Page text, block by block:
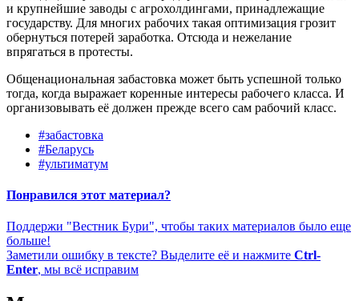
и крупнейшие заводы с агрохолдингами, принадлежащие
государству. Для многих рабочих такая оптимизация грозит
обернуться потерей заработка. Отсюда и нежелание
впрягаться в протесты.
Общенациональная забастовка может быть успешной только
тогда, когда выражает коренные интересы рабочего класса. И
организовывать её должен прежде всего сам рабочий класс.
#забастовка
#Беларусь
#ультиматум
Понравился этот материал?
Поддержи "Вестник Бури", чтобы таких материалов было еще
больше!
Заметили ошибку в тексте? Выделите её и нажмите Ctrl-
Enter, мы всё исправим